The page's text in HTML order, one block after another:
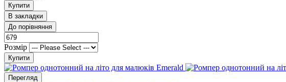
Купити
В закладки
До порівняння
Розмір
Купити
Перегляд